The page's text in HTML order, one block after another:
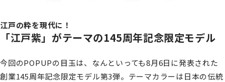
江戸の粋を現代に！
「江戸紫」がテーマの145周年記念限定モデル
今回のPOPUPの目玉は、なんといっても8月6日に発表された
創業145周年記念限定モデル第3弾。テーマカラーは日本の伝統